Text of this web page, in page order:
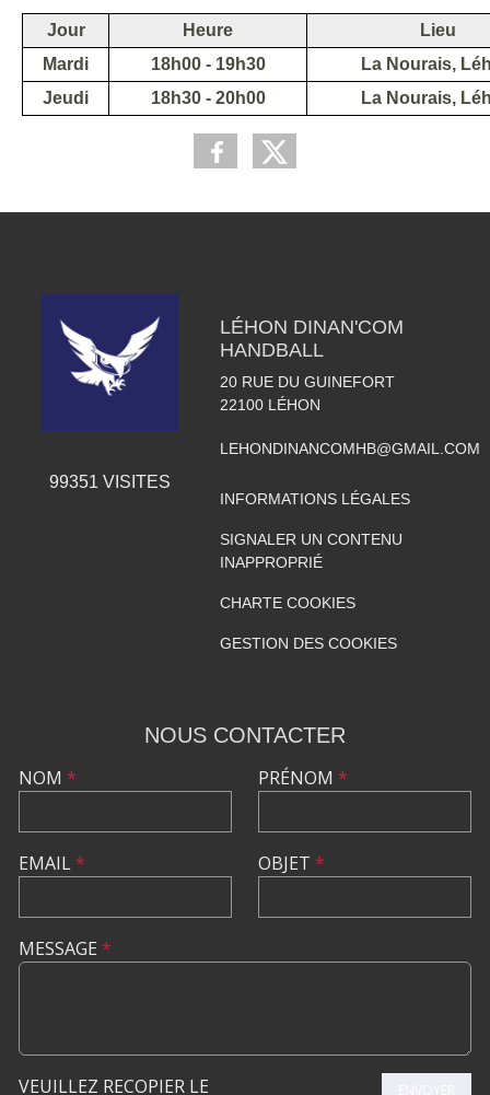
Jour Heure
Lieu
Mardi
18h00 - 19h30
La Nourais,
Jeudi
18h30 - 20h00 La Nourais,
99351 VISITES
LÉHON DINAN'COM
HANDBALL
20 RUE DU GUINEFORT
22100 LÉHON
LEHONDINANCOMHB@GMAIL.COM
INFORMATIONS LÉGALES
SIGNALER UN CONTENU
INAPPROPRIÉ
CHARTE COOKIES
GESTION DES COOKIES
NOUS CONTACTER
NOM *
EMAIL*
PRÉNOM *
OBJET *
MESSAGE *
VEUILLEZ RECOPIER LE